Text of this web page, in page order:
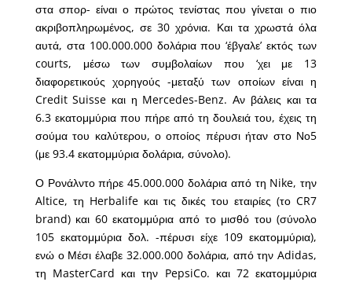
στα σπορ- είναι ο πρώτος τενίστας που γίνεται ο πιο
ακριβοπληρωμένος, σε 30 χρόνια. Και τα χρωστά όλα
αυτά, στα 100.000.000 δολάρια που ‘έβγαλε’ εκτός των
courts, μέσω των συμβολαίων που ‘χει με 13
διαφορετικούς χορηγούς -μεταξύ των οποίων είναι η
Credit Suisse και η Mercedes-Benz. Αν βάλεις και τα
6.3 εκατομμύρια που πήρε από τη δουλειά του, έχεις τη
σούμα του καλύτερου, ο οποίος πέρυσι ήταν στο Νο5
(με 93.4 εκατομμύρια δολάρια, σύνολο).
Ο Ρονάλντο πήρε 45.000.000 δολάρια από τη Nike, την
Altice, τη Herbalife και τις δικές του εταιρίες (το CR7
brand) και 60 εκατομμύρια από το μισθό του (σύνολο
105 εκατομμύρια δολ. -πέρυσι είχε 109 εκατομμύρια),
ενώ ο Μέσι έλαβε 32.000.000 δολάρια, από την Adidas,
τη MasterCard και την PepsiCo. και 72 εκατομμύρια